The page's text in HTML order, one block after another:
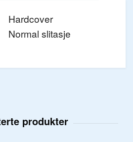
Hardcover
Normal slitasje